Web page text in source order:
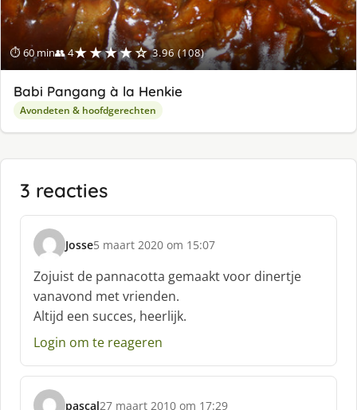
⏱ 60 min👥 4★★★★☆ 3.96 (108)
Babi Pangang à la Henkie
Avondeten & hoofdgerechten
3 reacties
Josse
s
c
h
r
e
e
:
5 maart 2020 om 15:07
Zojuist de pannacotta gemaakt voor dinertje
vanavond met vrienden.
Altijd een succes, heerlijk.
Login om te reageren
pascal27 maart 2010 om 17:29